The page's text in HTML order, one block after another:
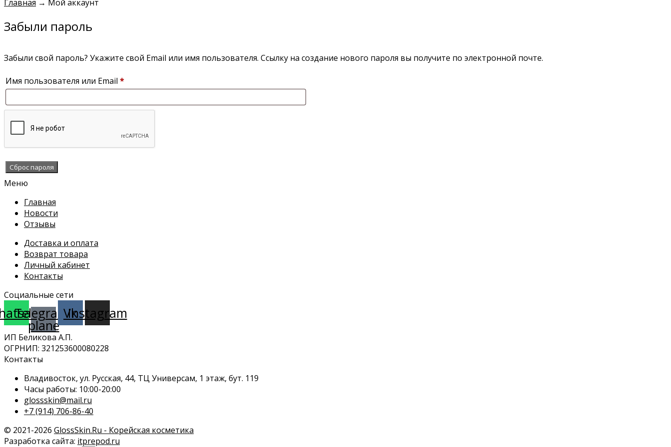
Главная → Мой аккаунт
Забыли пароль
Забыли свой пароль? Укажите свой Email или имя пользователя. Ссылку на создание нового пароля вы получите по электронной почте.
Имя пользователя или Email *Обязательно
Сброс пароля
Меню
Главная
Новости
Отзывы
Доставка и оплата
Возврат товара
Личный кабинет
Контакты
Социальные сети
Telegram-
plane
Vk
Instagram
ИП Беликова А.П.
ОГРНИП: 321253600080228
Контакты
Владивосток, ул. Русская, 44, ТЦ Универсам, 1 этаж, бут. 119
Часы работы: 10:00-20:00
glossskin@mail.ru
+7 (914) 706-86-40
© 2021-2026 GlossSkin.Ru - Корейская косметика
Разработка сайта: itprepod.ru